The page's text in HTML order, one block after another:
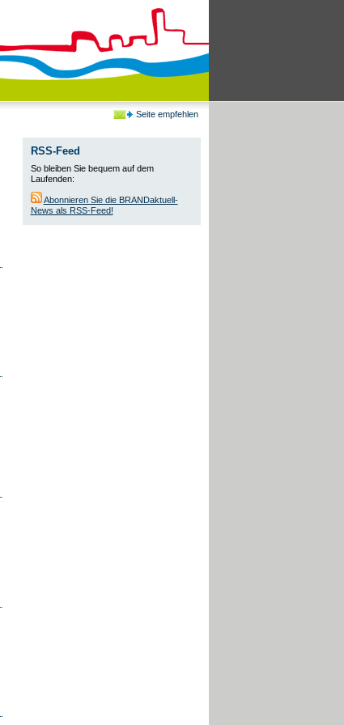
Seite empfehlen
RSS-Feed
So bleiben Sie bequem auf dem
Laufenden:
Abonnieren Sie die BRANDaktuell-
News als RSS-Feed!